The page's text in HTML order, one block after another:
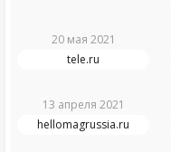
20 мая 2021
tele.ru
13 апреля 2021
hellomagrussia.ru